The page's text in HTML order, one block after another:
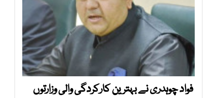
فواد چوہدری نے بہترین کارکردگی والی وزارتوں